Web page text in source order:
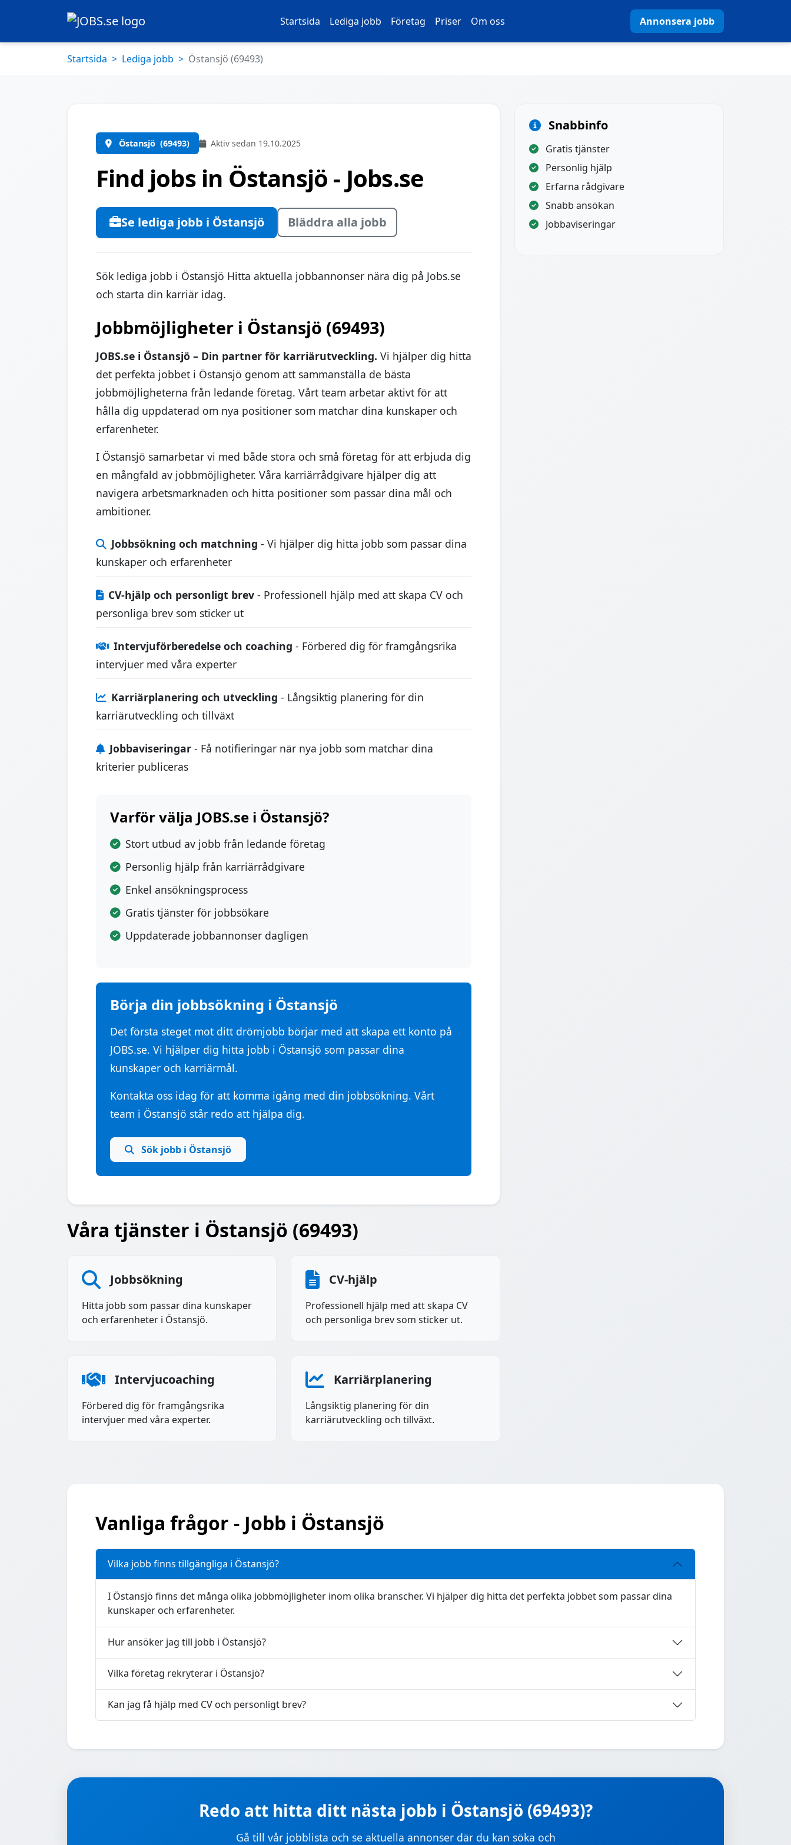
Startsida Lediga jobb Företag Priser Om oss Annonsera jobb
Startsida Lediga jobb Östansjö (69493)
Östansjö (69493) Aktiv sedan 19.10.2025
Find jobs in Östansjö - Jobs.se
Se lediga jobb i Östansjö Bläddra alla jobb
Sök lediga jobb i Östansjö Hitta aktuella jobbannonser nära dig på Jobs.se
och starta din karriär idag.
Jobbmöjligheter i Östansjö (69493)
JOBS.se i Östansjö – Din partner för karriärutveckling. Vi hjälper dig hitta
det perfekta jobbet i Östansjö genom att sammanställa de bästa
jobbmöjligheterna från ledande företag. Vårt team arbetar aktivt för att
hålla dig uppdaterad om nya positioner som matchar dina kunskaper och
erfarenheter.
I Östansjö samarbetar vi med både stora och små företag för att erbjuda dig
en mångfald av jobbmöjligheter. Våra karriärrådgivare hjälper dig att
navigera arbetsmarknaden och hitta positioner som passar dina mål och
ambitioner.
Jobbsökning och matchning - Vi hjälper dig hitta jobb som passar dina
kunskaper och erfarenheter
CV-hjälp och personligt brev - Professionell hjälp med att skapa CV och
personliga brev som sticker ut
Intervjuförberedelse och coaching - Förbered dig för framgångsrika
intervjuer med våra experter
Karriärplanering och utveckling - Långsiktig planering för din
karriärutveckling och tillväxt
Jobbaviseringar - Få notifieringar när nya jobb som matchar dina
kriterier publiceras
Varför välja JOBS.se i Östansjö?
Stort utbud av jobb från ledande företag
Personlig hjälp från karriärrådgivare
Enkel ansökningsprocess
Gratis tjänster för jobbsökare
Uppdaterade jobbannonser dagligen
Börja din jobbsökning i Östansjö
Det första steget mot ditt drömjobb börjar med att skapa ett konto på
JOBS.se. Vi hjälper dig hitta jobb i Östansjö som passar dina
kunskaper och karriärmål.
Kontakta oss idag för att komma igång med din jobbsökning. Vårt
team i Östansjö står redo att hjälpa dig.
Sök jobb i Östansjö
Våra tjänster i Östansjö (69493)
Jobbsökning
Hitta jobb som passar dina kunskaper
och erfarenheter i Östansjö.
CV-hjälp
Professionell hjälp med att skapa CV
och personliga brev som sticker ut.
Intervjucoaching
Förbered dig för framgångsrika
intervjuer med våra experter.
Karriärplanering
Långsiktig planering för din
karriärutveckling och tillväxt.
Snabbinfo
Gratis tjänster
Personlig hjälp
Erfarna rådgivare
Snabb ansökan
Jobbaviseringar
Vanliga frågor - Jobb i Östansjö
Vilka jobb finns tillgängliga i Östansjö?
I Östansjö finns det många olika jobbmöjligheter inom olika branscher. Vi hjälper dig hitta det perfekta jobbet som passar dina
kunskaper och erfarenheter.
Hur ansöker jag till jobb i Östansjö?
Vilka företag rekryterar i Östansjö?
Kan jag få hjälp med CV och personligt brev?
Redo att hitta ditt nästa jobb i Östansjö (69493)?
Gå till vår jobblista och se aktuella annonser där du kan söka och